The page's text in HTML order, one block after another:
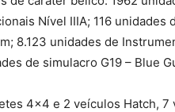
Nível IIIA; 116
8.123 unidades de
de simulacro G19 – Blue
4×4 e 2 veículos Hatch,